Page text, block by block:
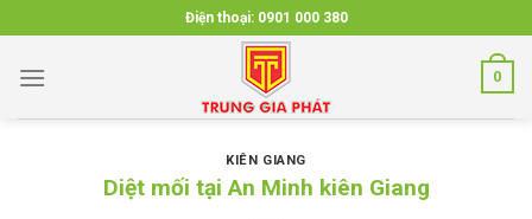
to
content
Điện thoại: 0901 000 380
0
KIÊN GIANG
Diệt mối tại An Minh kiên Giang